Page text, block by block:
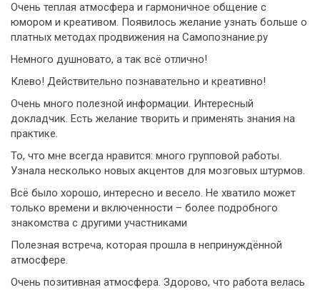
Очень теплая атмосфера и гармоничное общение с
юмором и креативом. Появилось желание узнать больше о
платных методах продвижения на Самопознание.ру
Немного душновато, а так всё отлично!
Клево! Действительно познавательно и креативно!
Очень много полезной информации. Интересный
докладчик. Есть желание творить и применять знания на
практике.
То, что мне всегда нравится: много групповой работы.
Узнала несколько новых акцентов для мозговых штурмов.
Всё было хорошо, интересно и весело. Не хватило может
только времени и включенности – более подробного
знакомства с другими участниками
Полезная встреча, которая прошла в непринуждённой
атмосфере.
Очень позитивная атмосфера. Здорово, что работа велась